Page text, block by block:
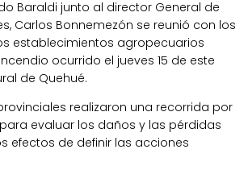
Baraldi junto al director General de
Carlos Bonnemezón se reunió con los
establecimientos agropecuarios
ocurrido el jueves 15 de este
de Quehué.
realizaron una recorrida por
evaluar los daños y las pérdidas
efectos de definir las acciones